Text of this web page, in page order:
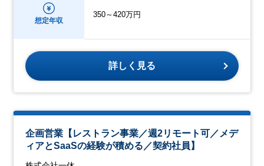
想定年収
350～420万円
詳しく見る
企画営業【レストラン事業／週2リモート可／メデ
ィアとSaaSの経験が積める／契約社員】